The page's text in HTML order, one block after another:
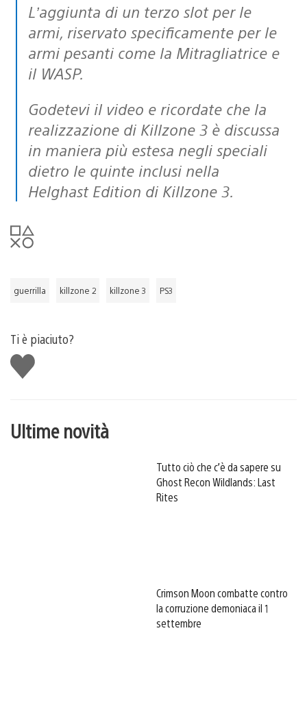
L’aggiunta di un terzo slot per le
armi, riservato specificamente per le
armi pesanti come la Mitragliatrice e
il WASP.
Godetevi il video e ricordate che la
realizzazione di Killzone 3 è discussa
in maniera più estesa negli speciali
dietro le quinte inclusi nella
Helghast Edition di Killzone 3.
guerrilla killzone 2 killzone 3 PS3
Ti è piaciuto?
Mi
piace
Ultime novità
Tutto ciò che c’è da sapere su
Ghost Recon Wildlands: Last
Rites
Crimson Moon combatte contro
la corruzione demoniaca il 1
settembre